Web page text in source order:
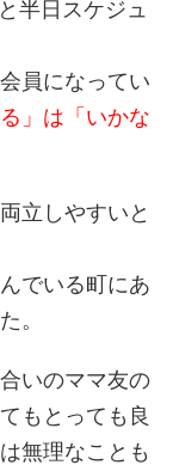
半日スケジュ
員になってい
」は「いかな
立しやすいと
でいる町にあ
。
いのママ友の
もとっても良
無理なことも